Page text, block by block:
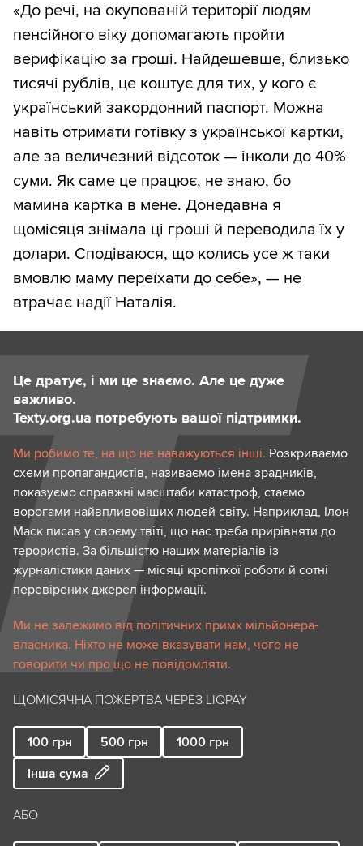
«До речі, на окупованій території людям
пенсійного віку допомагають пройти
верифікацію за гроші. Найдешевше, близько
тисячі рублів, це коштує для тих, у кого є
український закордонний паспорт. Можна
навіть отримати готівку з української картки,
але за величезний відсоток — інколи до 40%
суми. Як саме це працює, не знаю, бо
мамина картка в мене. Донедавна я
щомісяця знімала ці гроші й переводила їх у
долари. Сподіваюся, що колись усе ж таки
вмовлю маму переїхати до себе», — не
втрачає надії Наталія.
Це дратує, і ми це знаємо. Але це дуже
важливо.
Texty.org.ua потребують вашої підтримки.
Ми робимо те, на що не наважуються інші. Розкриваємо
схеми пропагандистів, називаємо імена зрадників,
показуємо справжні масштаби катастроф, стаємо
ворогами найвпливовіших людей світу. Наприклад, Ілон
Маск писав у своєму твіті, що нас треба прирівняти до
терористів. За більшістю наших матеріалів із
журналістики даних — місяці кропіткої роботи й сотні
перевірених джерел інформації.
Ми не залежимо від політичних примх мільйонера-
власника. Ніхто не може вказувати нам, чого не
говорити чи про що не повідомляти.
ЩОМІСЯЧНА ПОЖЕРТВА ЧЕРЕЗ LIQPAY
100 грн 500 грн 1000 грн
Інша сума
АБО